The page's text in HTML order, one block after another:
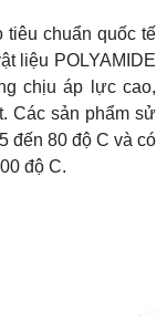
tiêu chuẩn quốc tế
liệu POLYAMIDE
chịu áp lực cao,
Các sản phẩm sử
đến 80 độ C và có
độ C.